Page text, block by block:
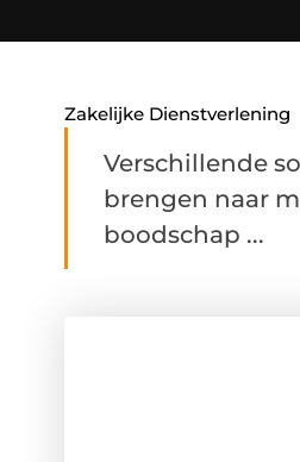
Zakelijke Dienstverlening
Verschillende
brengen naar
boodschap ...